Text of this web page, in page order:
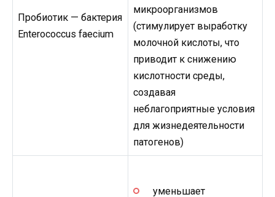
Пробиотик — бактерия
Enterococcus faecium
микроорганизмов
(стимулирует выработку
молочной кислоты, что
приводит к снижению
кислотности среды,
создавая
неблагоприятные условия
для жизнедеятельности
патогенов)
уменьшает